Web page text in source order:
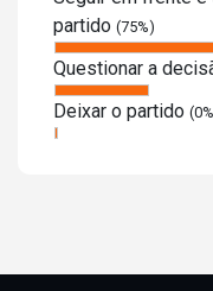
partido (75%)
Questionar a
Deixar o partido